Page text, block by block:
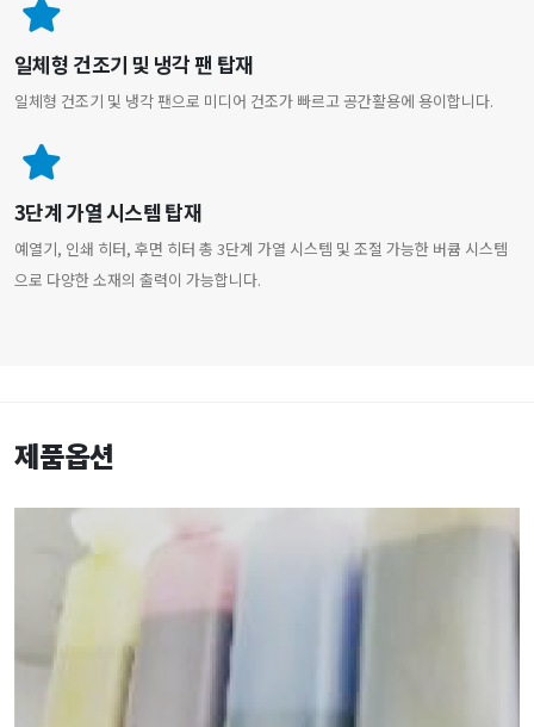
일체형 건조기 및 냉각 팬 탑재
일체형 건조기 및 냉각 팬으로 미디어 건조가 빠르고 공간활용에 용이합니다.
3단계 가열 시스템 탑재
예열기, 인쇄 히터, 후면 히터 총 3단계 가열 시스템 및 조절 가능한 버큠 시스템
으로 다양한 소재의 출력이 가능합니다.
제품옵션